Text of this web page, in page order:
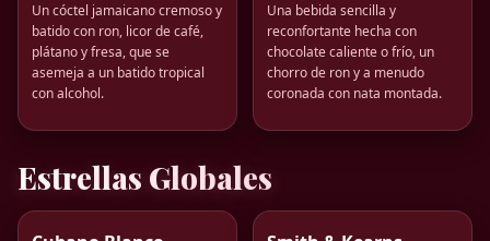
Un cóctel jamaicano cremoso y
batido con ron, licor de café,
plátano y fresa, que se
asemeja a un batido tropical
con alcohol.
Una bebida sencilla y
reconfortante hecha con
chocolate caliente o frío, un
chorro de ron y a menudo
coronada con nata montada.
Estrellas Globales